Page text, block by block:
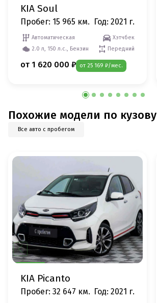
KIA Soul
Пробег: 15 965 км. Год: 2021 г.
Автоматическая
Хэтчбек
2.0 л, 150 л.с., Бензин
Передний
от 1 620 000 ₽ от 25 169 ₽/мес.
Похожие модели по кузову
Все авто с пробегом
KIA Picanto
Пробег: 32 647 км. Год: 2021 г.